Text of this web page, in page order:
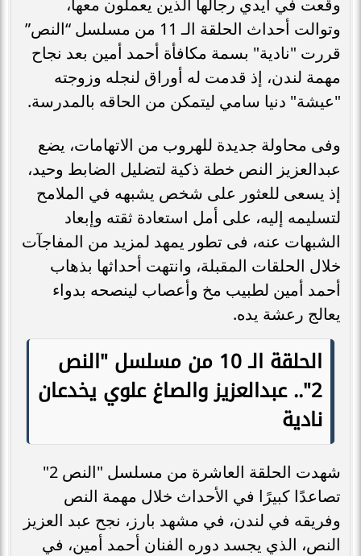
وتوالت أحداث الحلقة الـ 11 من مسلسل “النص”
قررت "نادية" بسمة مكافأة أحمد أمين بعد نجاح
مهمة لندن، إذ قدمت له أوراق لنجله وزوجته
"عيشة" دنيا سامي ليتمكن من الحاقه بالمدرسة.
وفى محاولة جديدة للهروب من الاتهامات، يضع
عبدالعزيز النص خطة ذكية لتضليل الضابط وحيد،
إذ يسعى للعثور على شخص يشبهه في الملامح
لتسليمه إليه، على أمل استعادة ثقته وإبعاد
الشبهات عنه، فى تطور يمهد لمزيد من المفاجآت
خلال الحلقات المقبلة، وانتهت أحداثها بذهاب
أحمد أمين لطبيب مخ وأعصاب لينصحه بدواء
يعالج رعشة يده.
الحلقة الـ 10 من مسلسل "النص
2".. عبدالعزيز والصاغ علوي يخدعان
نادية
شهدت الحلقة العاشرة من مسلسل "النص 2"
تصاعدًا كبيرًا في الأحداث خلال مهمة النص
وفريقه في لندن، في مشهد بارز، نجح عبد العزيز
النص، الذي يجسد دوره الفنان أحمد أمين، في